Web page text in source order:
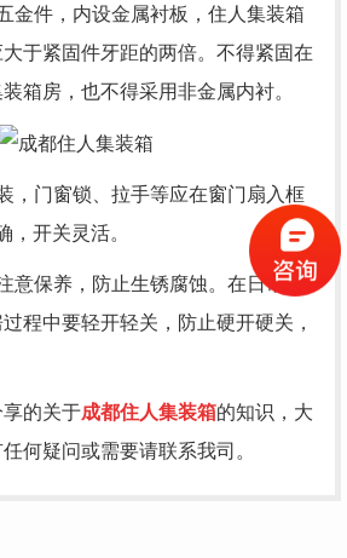
金件，内设金属衬板，住人集装箱
于紧固件牙距的两倍。不得紧固在
箱房， 也不得采用非金属内衬。
，门窗锁、拉手等应在窗门扇入框
，开关灵活。
意保养，防止生锈腐蚀。在日常使
程中要轻开轻关，防止硬开硬关，
的关于成都住人集装箱的知识，大
何疑问或需要请联系我司。